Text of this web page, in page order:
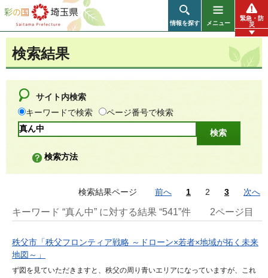
彩の国 埼玉県
情報を探す メニュー
緊急・防
災
検索結果
サイト内検索
キーワードで検索
ページ番号で検索
検索方法
検索結果ページ 前へ 1 2 3 次へ
キーワード “真ん中” に対する結果 “541”件 2ページ目
秩父市「秩父フロンティア戦略 ～ドローン×若者×地域が拓く未来
地図～」
ず図を見ていただきますと、秩父の周り青いエリアになっていますが、これ